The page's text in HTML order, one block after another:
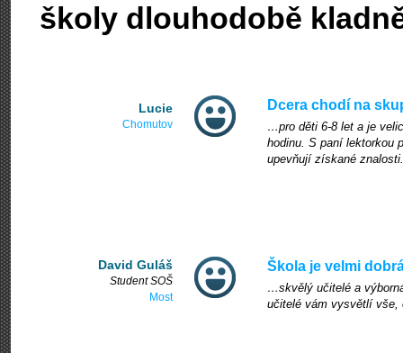
školy dlouhodobě
Lucie
Chomutov
Dcera chodí na
…pro děti 6-8 let a je
hodinu. S paní lektorkou
upevňují získané
David Guláš
Student SOŠ
Most
Škola je velmi
…skvělý učitelé a
učitelé vám vysvětlí vše,